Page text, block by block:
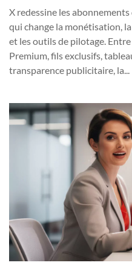
X redessine les
qui change la monétisation,
et les outils de pilotage.
Premium, fils exclusifs,
transparence publicitaire, la...